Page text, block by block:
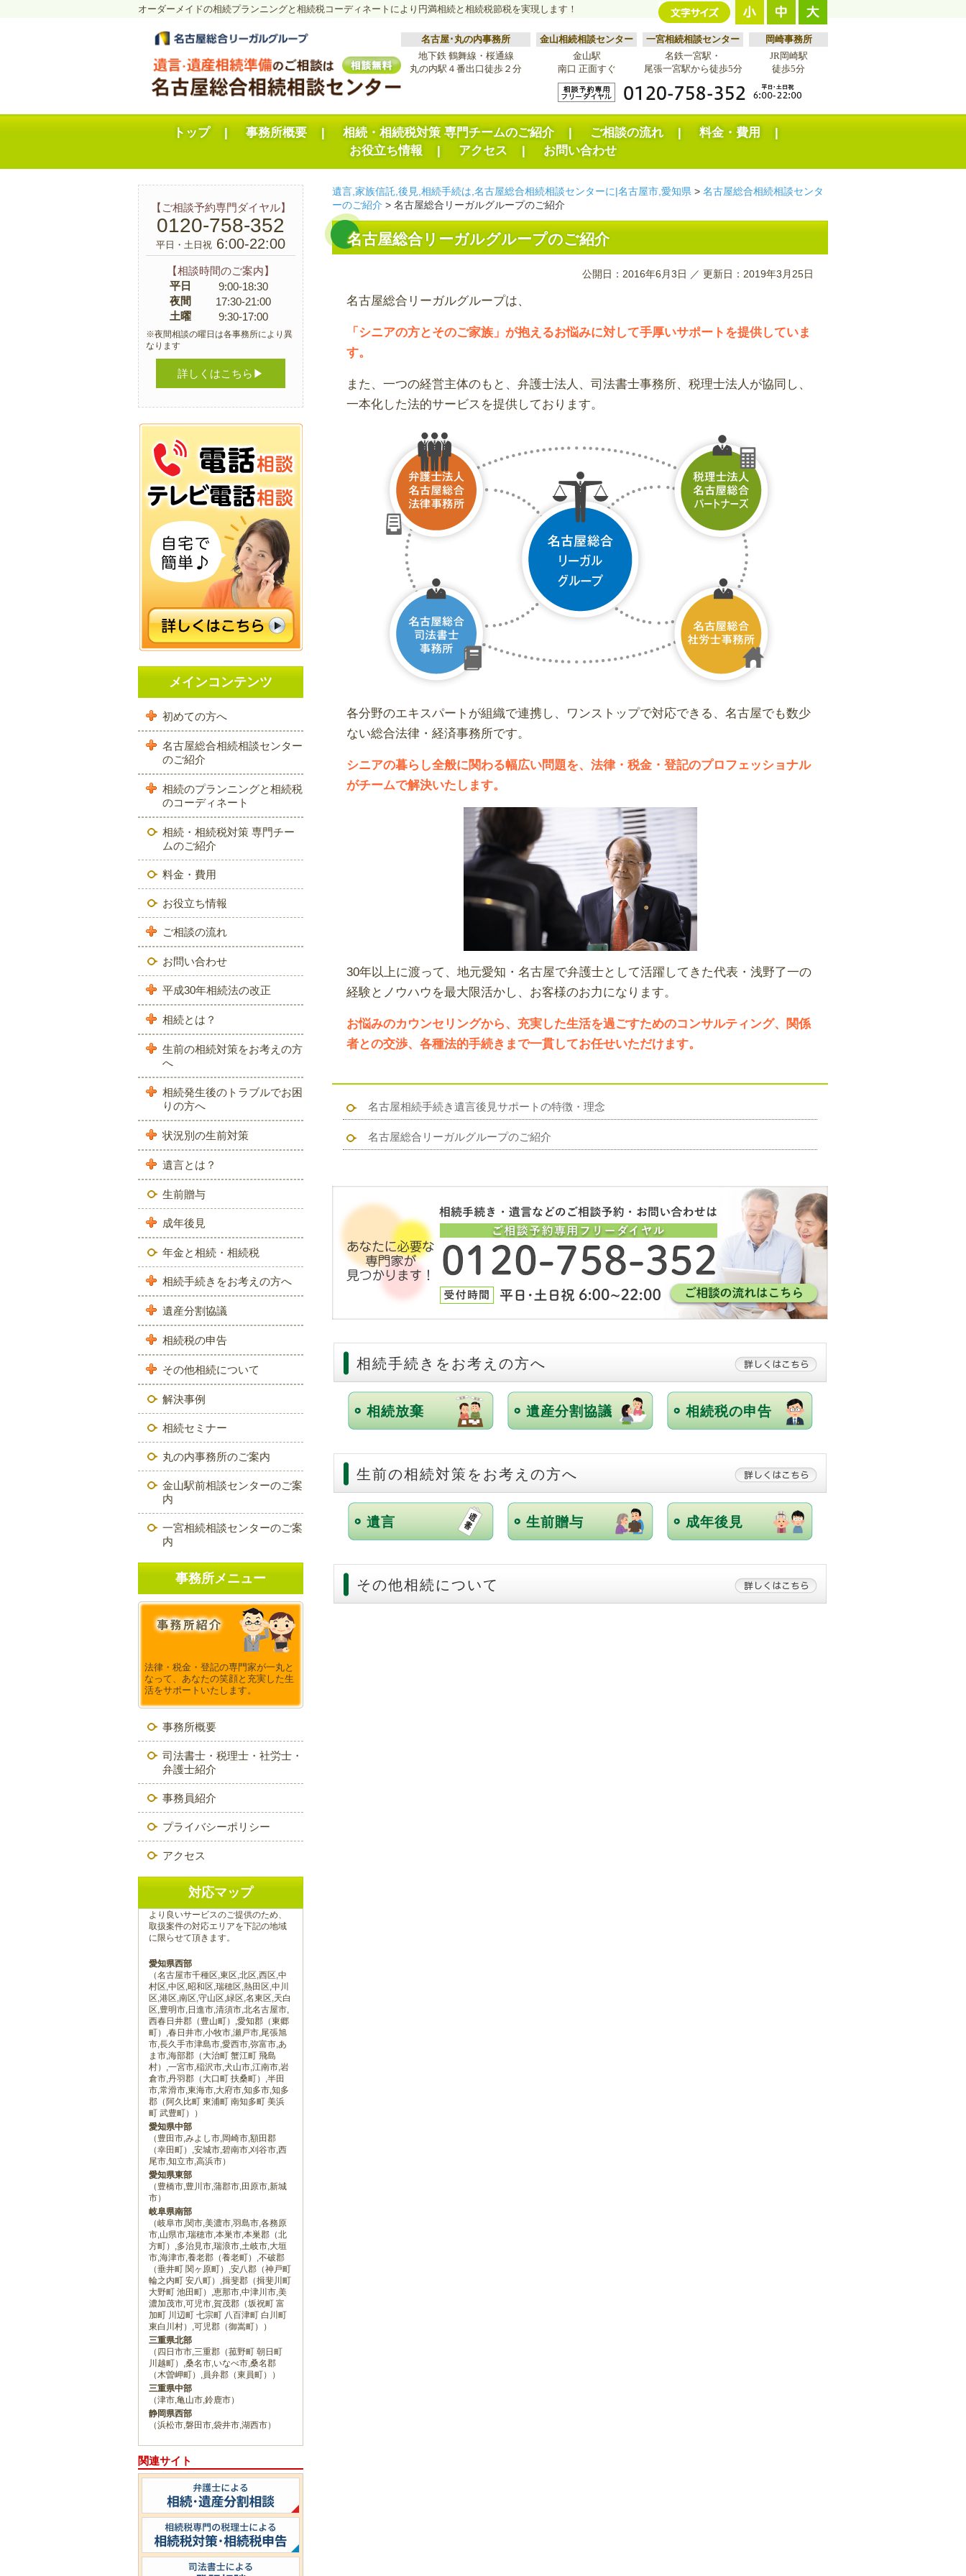
オーダーメイドの相続プランニングと相続税コーディネートにより円満相続と相続税節税を実現します！
名古屋･丸の内事務所
地下鉄 鶴舞線・桜通線
丸の内駅４番出口徒歩２分
金山相続相談センター
金山駅
南口 正面すぐ
一宮相続相談センター
名鉄一宮駅・
尾張一宮駅から徒歩5分
岡崎事務所
JR岡崎駅
徒歩5分
トップ 事務所概要 相続・相続税対策 専門チームのご紹介 ご相談の流れ
料金・費用
お役立ち情報
アクセス お問い合わせ
遺言,家族信託,後見,相続手続は,名古屋総合相続相談センターに|名古屋市,愛知県 > 名古屋総合相続相談センタ
ーのご紹介 > 名古屋総合リーガルグループのご紹介
名古屋総合リーガルグループのご紹介
公開日：2016年6月3日 ／ 更新日：2019年3月25日
名古屋総合リーガルグループは、
「シニアの方とそのご家族」が抱えるお悩みに対して手厚いサポートを提供していま
す。
また、一つの経営主体のもと、弁護士法人、司法書士事務所、税理士法人が協同し、
一本化した法的サービスを提供しております。
各分野のエキスパートが組織で連携し、ワンストップで対応できる、名古屋でも数少
ない総合法律・経済事務所です。
シニアの暮らし全般に関わる幅広い問題を、法律・税金・登記のプロフェッショナル
がチームで解決いたします。
30年以上に渡って、地元愛知・名古屋で弁護士として活躍してきた代表・浅野了一の
経験とノウハウを最大限活かし、お客様のお力になります。
お悩みのカウンセリングから、充実した生活を過ごすためのコンサルティング、関係
者との交渉、各種法的手続きまで一貫してお任せいただけます。
名古屋相続手続き遺言後見サポートの特徴・理念
名古屋総合リーガルグループのご紹介
相続手続きをお考えの方へ
相続放棄 遺産分割協議 相続税の申告
生前の相続対策をお考えの方へ
遺言 生前贈与 成年後見
その他相続について
【ご相談予約専門ダイヤル】
0120-758-352
平日・土日祝 6:00-22:00
【相談時間のご案内】
平日
9:00-18:30
夜間
17:30-21:00
土曜
9:30-17:00
※夜間相談の曜日は各事務所により異
なります
詳しくはこちら▶
メインコンテンツ
初めての方へ
名古屋総合相続相談センター
のご紹介
相続のプランニングと相続税
のコーディネート
相続・相続税対策 専門チー
ムのご紹介
料金・費用
お役立ち情報
ご相談の流れ
お問い合わせ
平成30年相続法の改正
相続とは？
生前の相続対策をお考えの方
へ
相続発生後のトラブルでお困
りの方へ
状況別の生前対策
遺言とは？
生前贈与
成年後見
年金と相続・相続税
相続手続きをお考えの方へ
遺産分割協議
相続税の申告
その他相続について
解決事例
相続セミナー
丸の内事務所のご案内
金山駅前相談センターのご案
内
一宮相続相談センターのご案
内
事務所メニュー
法律・税金・登記の専門家が一丸と
なって、あなたの笑顔と充実した生
活をサポートいたします。
事務所概要
司法書士・税理士・社労士・
弁護士紹介
事務員紹介
プライバシーポリシー
アクセス
対応マップ
より良いサービスのご提供のため、
取扱案件の対応エリアを下記の地域
に限らせて頂きます。
愛知県西部
（名古屋市千種区,東区,北区,西区,中
村区,中区,昭和区,瑞穂区,熱田区,中川
区,港区,南区,守山区,緑区,名東区,天白
区,豊明市,日進市,清須市,北名古屋市,
西春日井郡（豊山町）,愛知郡（東郷
町）,春日井市,小牧市,瀬戸市,尾張旭
市,長久手市津島市,愛西市,弥富市,あ
ま市,海部郡（大治町 蟹江町 飛島
村）,一宮市,稲沢市,犬山市,江南市,岩
倉市,丹羽郡（大口町 扶桑町）,半田
市,常滑市,東海市,大府市,知多市,知多
郡（阿久比町 東浦町 南知多町 美浜
町 武豊町））
愛知県中部
（豊田市,みよし市,岡崎市,額田郡
（幸田町）,安城市,碧南市,刈谷市,西
尾市,知立市,高浜市）
愛知県東部
（豊橋市,豊川市,蒲郡市,田原市,新城
市）
岐阜県南部
（岐阜市,関市,美濃市,羽島市,各務原
市,山県市,瑞穂市,本巣市,本巣郡（北
方町）,多治見市,瑞浪市,土岐市,大垣
市,海津市,養老郡（養老町）,不破郡
（垂井町 関ヶ原町）,安八郡（神戸町
輪之内町 安八町）,揖斐郡（揖斐川町
大野町 池田町）,恵那市,中津川市,美
濃加茂市,可児市,賀茂郡（坂祝町 富
加町 川辺町 七宗町 八百津町 白川町
東白川村）,可児郡（御嵩町））
三重県北部
（四日市市,三重郡（菰野町 朝日町
川越町）,桑名市,いなべ市,桑名郡
（木曽岬町）,員弁郡（東員町））
三重県中部
（津市,亀山市,鈴鹿市）
静岡県西部
（浜松市,磐田市,袋井市,湖西市）
関連サイト